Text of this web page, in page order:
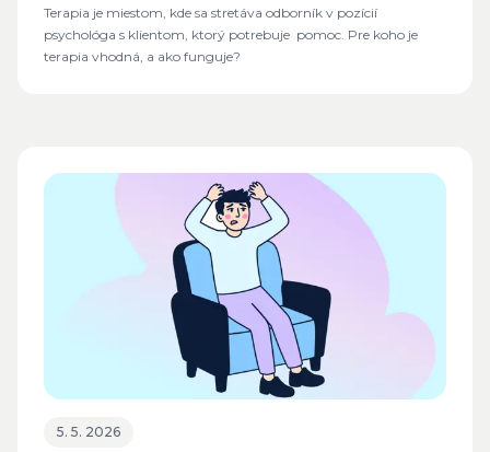
Terapia je miestom, kde sa stretáva odborník v pozícií
psychológa s klientom, ktorý potrebuje pomoc. Pre koho je
terapia vhodná, a ako funguje?
5. 5. 2026